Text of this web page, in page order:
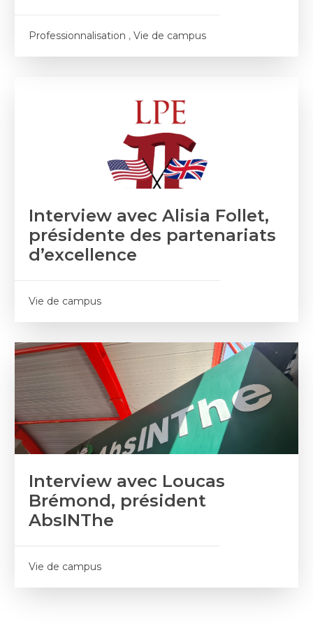
Professionnalisation , Vie de campus
Interview avec Alisia Follet,
présidente des partenariats
d’excellence
Vie de campus
Interview avec Loucas
Brémond, président
AbsINThe
Vie de campus